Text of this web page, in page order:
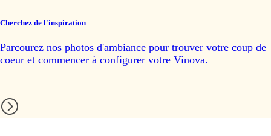
Cherchez de l'inspiration
Parcourez nos photos d'ambiance pour trouver votre coup de
coeur et commencer à configurer votre Vinova.